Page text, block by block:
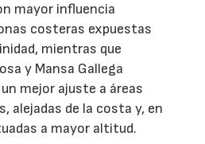
mayor influencia
costeras expuestas
mientras que
y Mansa Gallega
mejor ajuste a áreas
alejadas de la costa y, en
a mayor altitud.